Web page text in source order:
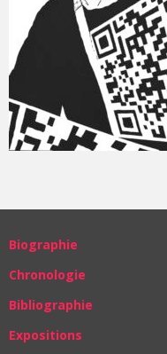
Biographie
Chronologie
Bibliographie
Expositions